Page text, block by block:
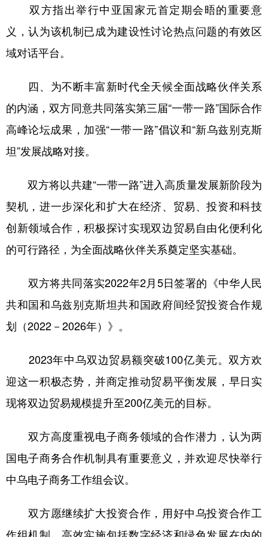
双方指出举行中亚国家元首定期会晤的重要意
义，认为该机制已成为建设性讨论热点问题的有效区
域对话平台。
四、为不断丰富新时代全天候全面战略伙伴关系
的内涵，双方同意共同落实第三届“一带一路”国际合作
高峰论坛成果，加强“一带一路”倡议和“新乌兹别克斯
坦”发展战略对接。
双方将以共建“一带一路”进入高质量发展新阶段为
契机，进一步深化和扩大在经济、贸易、投资和科技
创新领域合作，积极探讨实现双边贸易自由化便利化
的可行路径，为全面战略伙伴关系奠定坚实基础。
双方将共同落实2022年2月5日签署的《中华人民
共和国和乌兹别克斯坦共和国政府间经贸投资合作规
划（2022－2026年）》。
2023年中乌双边贸易额突破100亿美元。双方欢
迎这一积极态势，并商定推动贸易平衡发展，早日实
现将双边贸易规模提升至200亿美元的目标。
双方高度重视电子商务领域的合作潜力，认为两
国电子商务合作机制具有重要意义，并欢迎尽快举行
中乌电子商务工作组会议。
双方愿继续扩大投资合作，用好中乌投资合作工
作组机制，高效实施包括数字经济和绿色发展在内的